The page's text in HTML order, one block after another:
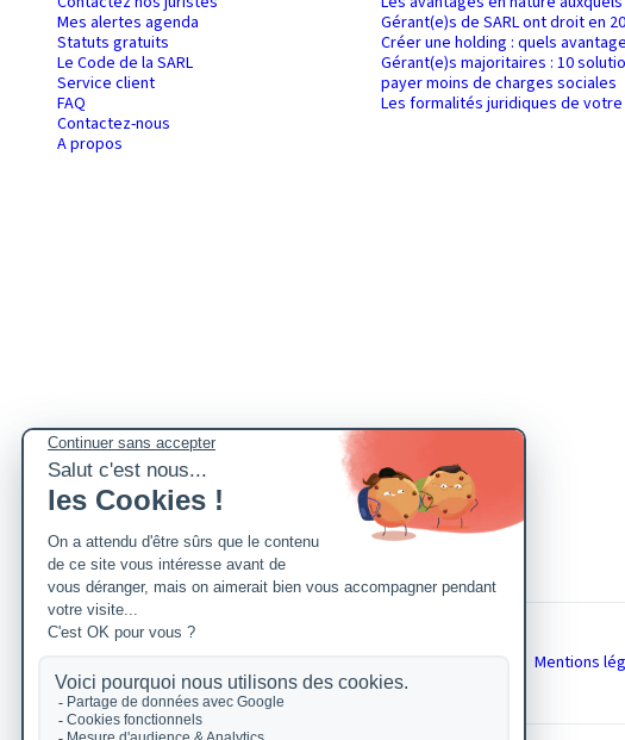
Mes alertes agenda
Statuts gratuits
Le Code de la SARL
Service client
FAQ
Contactez-nous
A propos
Gérant(e)s de SARL ont droit en
Créer une holding : quels
Gérant(e)s majoritaires : 10
payer moins de charges sociales
Les formalités juridiques de
Mentions